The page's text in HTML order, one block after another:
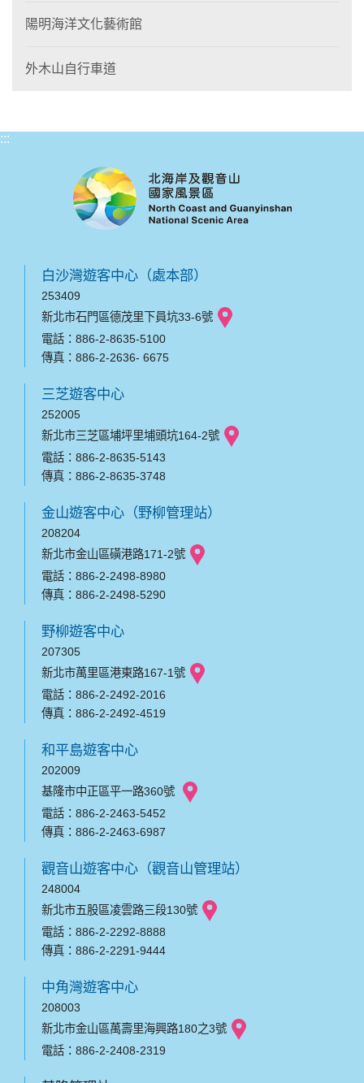
陽明海洋文化藝術館
外木山自行車道
:::
白沙灣遊客中心（處本部）
253409
新北市石門區德茂里下員坑33-6號
電話：886-2-8635-5100
傳真：886-2-2636- 6675
三芝遊客中心
252005
新北市三芝區埔坪里埔頭坑164-2號
電話：886-2-8635-5143
傳真：886-2-8635-3748
金山遊客中心（野柳管理站）
208204
新北市金山區磺港路171-2號
電話：886-2-2498-8980
傳真：886-2-2498-5290
野柳遊客中心
207305
新北市萬里區港東路167-1號
電話：886-2-2492-2016
傳真：886-2-2492-4519
和平島遊客中心
202009
基隆市中正區平一路360號
電話：886-2-2463-5452
傳真：886-2-2463-6987
觀音山遊客中心（觀音山管理站）
248004
新北市五股區凌雲路三段130號
電話：886-2-2292-8888
傳真：886-2-2291-9444
中角灣遊客中心
208003
新北市金山區萬壽里海興路180之3號
電話：886-2-2408-2319